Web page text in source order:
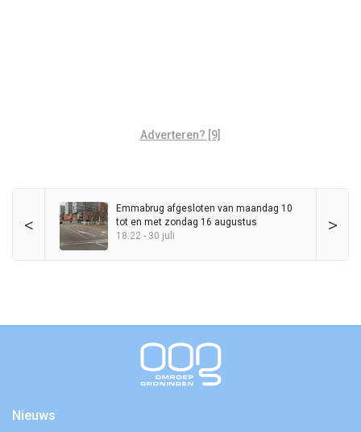
Adverteren? [9]
< >
Emmabrug afgesloten van maandag 10
tot en met zondag 16 augustus
18:22 - 30 juli
Nieuws